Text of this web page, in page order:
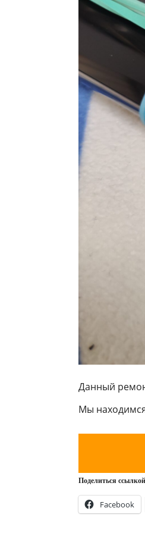
Данный
Мы
Поделиться
Facebook